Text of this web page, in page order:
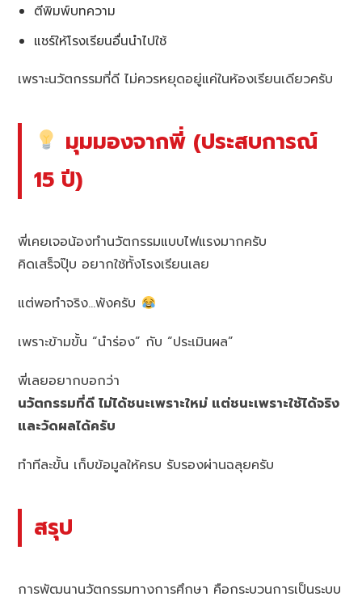
ตีพิมพ์บทความ
แชร์ให้โรงเรียนอื่นนำไปใช้
เพราะนวัตกรรมที่ดี ไม่ควรหยุดอยู่แค่ในห้องเรียนเดียวครับ
มุมมองจากพี่ (ประสบการณ์
15 ปี)
พี่เคยเจอน้องทำนวัตกรรมแบบไฟแรงมากครับ
คิดเสร็จปุ๊บ อยากใช้ทั้งโรงเรียนเลย
แต่พอทำจริง…พังครับ
เพราะข้ามขั้น “นำร่อง” กับ “ประเมินผล”
พี่เลยอยากบอกว่า
นวัตกรรมที่ดี ไม่ได้ชนะเพราะใหม่ แต่ชนะเพราะใช้ได้จริง
และวัดผลได้ครับ
ทำทีละขั้น เก็บข้อมูลให้ครบ รับรองผ่านฉลุยครับ
สรุป
การพัฒนานวัตกรรมทางการศึกษา คือกระบวนการเป็นระบบ